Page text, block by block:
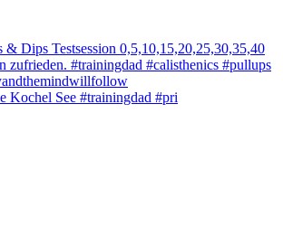
Kochel See #trainingdad #pri